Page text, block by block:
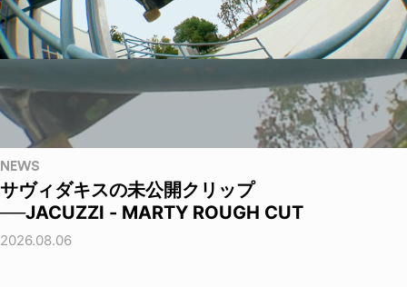
NEWS
サヴィダキスの未公開クリップ
──JACUZZI - MARTY ROUGH CUT
2026.08.06